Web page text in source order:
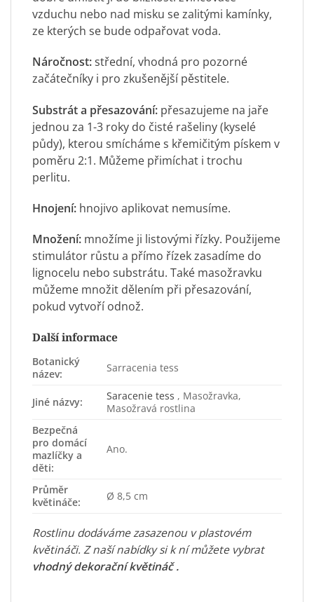
vzduchu nebo nad misku se zalitými kamínky,
ze kterých se bude odpařovat voda.
Náročnost:střední, vhodná pro pozorné
začátečníky i pro zkušenější pěstitele.
Substrát a přesazování: přesazujeme na jaře
jednou za 1-3 roky do čisté rašeliny (kyselé
půdy), kterou smícháme s křemičitým pískem v
poměru 2:1. Můžeme přimíchat i trochu
perlitu.
Hnojení: hnojivo aplikovat nemusíme.
Množení: množíme ji listovými řízky. Použijeme
stimulátor růstu a přímo řízek zasadíme do
lignocelu nebo substrátu. Také masožravku
můžeme množit dělením při přesazování,
pokud vytvoří odnož.
Další informace
Botanický
název:
Sarracenia tess
Jiné názvy: Saracenie tess , Masožravka,
Masožravá rostlina
Bezpečná
pro domácí
mazlíčky a
děti:
Ano.
Průměr
květináče:
Ø 8,5 cm
Rostlinu dodáváme zasazenou v plastovém
květináči. Z naší nabídky si k ní můžete vybrat
vhodný dekorační květináč.